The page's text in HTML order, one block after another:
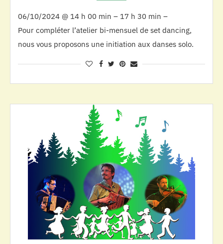
06/10/2024 @ 14 h 00 min – 17 h 30 min –
Pour compléter l’atelier bi-mensuel de set dancing,
nous vous proposons une initiation aux danses solo.